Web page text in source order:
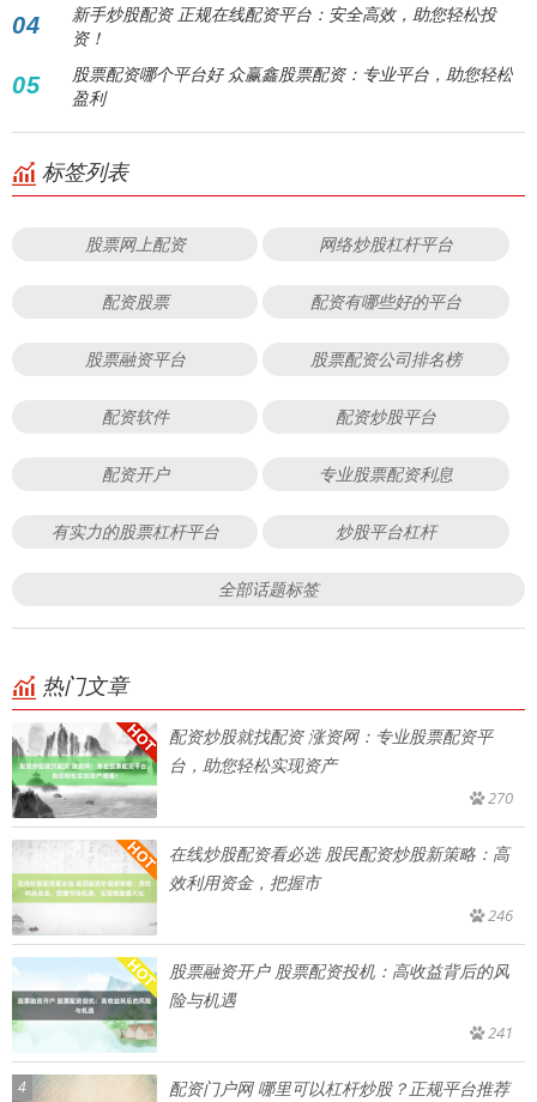
04
新手炒股配资 正规在线配资平台：安全高效，助您轻松投
资！
05
股票配资哪个平台好 众赢鑫股票配资：专业平台，助您轻松
盈利
标签列表
股票网上配资 网络炒股杠杆平台
配资股票 配资有哪些好的平台
股票融资平台 股票配资公司排名榜
配资软件 配资炒股平台
配资开户 专业股票配资利息
有实力的股票杠杆平台 炒股平台杠杆
全部话题标签
热门文章
配资炒股就找配资 涨资网：专业股票配资平
台，助您轻松实现资产
270
在线炒股配资看必选 股民配资炒股新策略：高
效利用资金，把握市
246
股票融资开户 股票配资投机：高收益背后的风
险与机遇
241
4 配资门户网 哪里可以杠杆炒股？正规平台推荐